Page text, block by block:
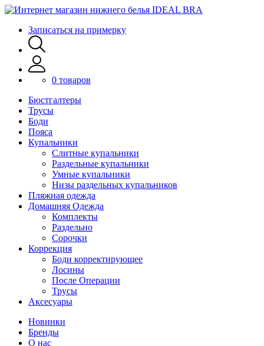
Записаться на примерку
0 товаров
Бюстгалтеры
Трусы
Боди
Пояса
Купальники
Слитные купальники
Раздельные купальники
Умные купальники
Низы раздельных купальников
Пляжная одежда
Домашняя Одежда
Комплекты
Раздельно
Сорочки
Коррекция
Боди корректирующее
Лосины
После Операции
Трусы
Аксесуары
Новинки
Бренды
О нас